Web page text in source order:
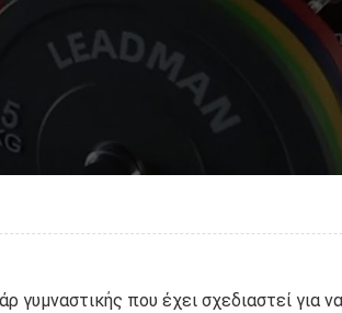
που έχει σχεδιαστεί για